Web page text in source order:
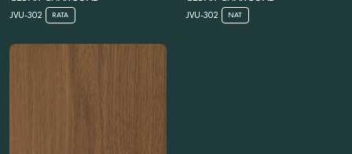
JVU-302 RATA JVU-302 NAT